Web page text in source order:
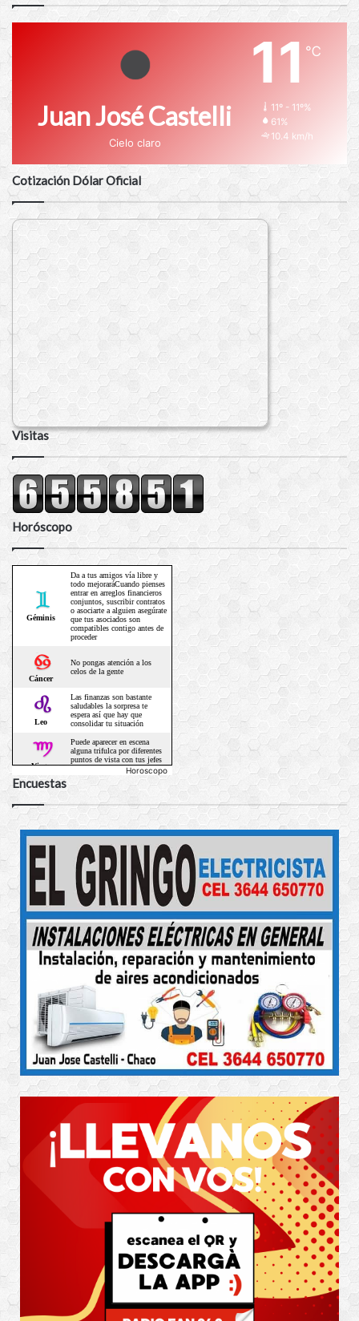
Juan José Castelli
Cielo claro
11℃
11º - 11º%
61%
10.4 km/h
Cotización Dólar Oficial
Visitas
Horóscopo
Horoscopo
Encuestas